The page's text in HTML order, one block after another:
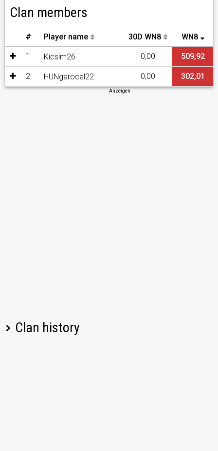
Clan members
# Player name 30D WN8 WN8
1 Kicsim26 0,00 509,92
2 HUNgarocel22 0,00 302,01
Anzeigen
Clan history